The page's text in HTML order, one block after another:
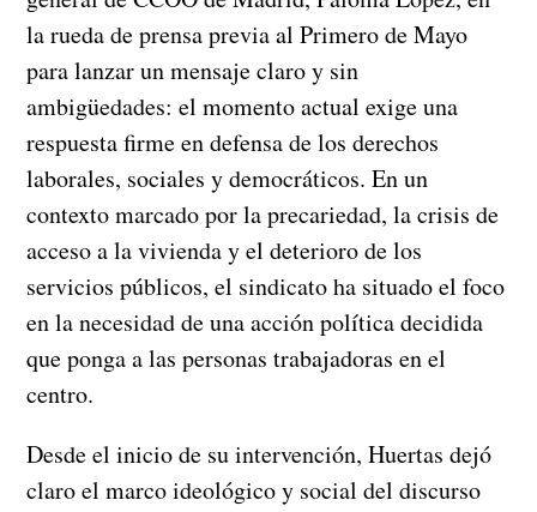
la rueda de prensa previa al Primero de Mayo
para lanzar un mensaje claro y sin
ambigüedades: el momento actual exige una
respuesta firme en defensa de los derechos
laborales, sociales y democráticos. En un
contexto marcado por la precariedad, la crisis de
acceso a la vivienda y el deterioro de los
servicios públicos, el sindicato ha situado el foco
en la necesidad de una acción política decidida
que ponga a las personas trabajadoras en el
centro.
Desde el inicio de su intervención, Huertas dejó
claro el marco ideológico y social del discurso